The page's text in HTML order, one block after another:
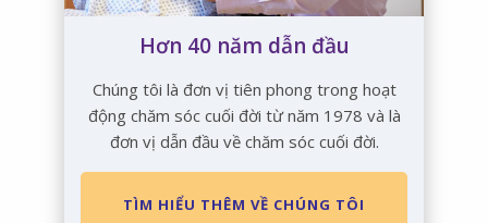
Hơn 40 năm dẫn đầu
Chúng tôi là đơn vị tiên phong trong hoạt
động chăm sóc cuối đời từ năm 1978 và là
đơn vị dẫn đầu về chăm sóc cuối đời.
TÌM HIỂU THÊM VỀ CHÚNG TÔI